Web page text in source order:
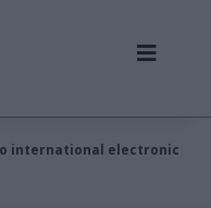
international electronic